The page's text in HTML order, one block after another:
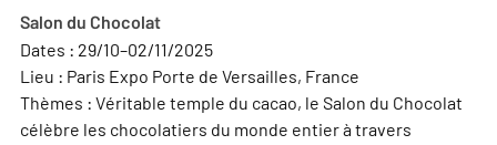
Salon du Chocolat
Dates : 29/10–02/11/2025
Lieu : Paris Expo Porte de Versailles, France
Thèmes : Véritable temple du cacao, le Salon du Chocolat
célèbre les chocolatiers du monde entier à travers